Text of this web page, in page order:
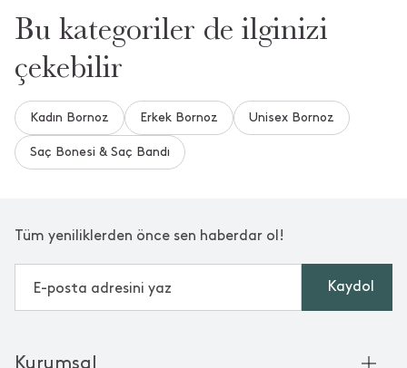
Bu kategoriler de ilginizi
çekebilir
Kadın Bornoz Erkek Bornoz Unisex Bornoz
Saç Bonesi & Saç Bandı
Tüm yeniliklerden önce sen haberdar ol!
Kaydol
Kurumsal